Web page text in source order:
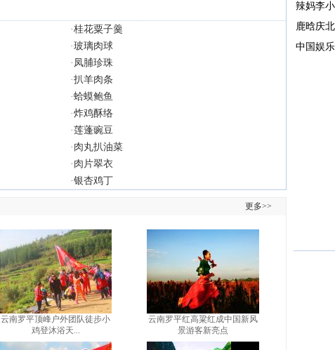
·桂花粟子羹
·玻璃肉球
· 凤脯珍珠
·扒羊肉条
·蛤蟆鲍鱼
·炸鸡酥络
·莲蓬豌豆
· 肉丸扒油菜
· 肉片翠衣
·银杏鸡丁
更多>>
云南罗平顶峰户外团队徒步小
鸡登沐浴天...
云南罗平红高粱红成中国新风
景游客新亮点